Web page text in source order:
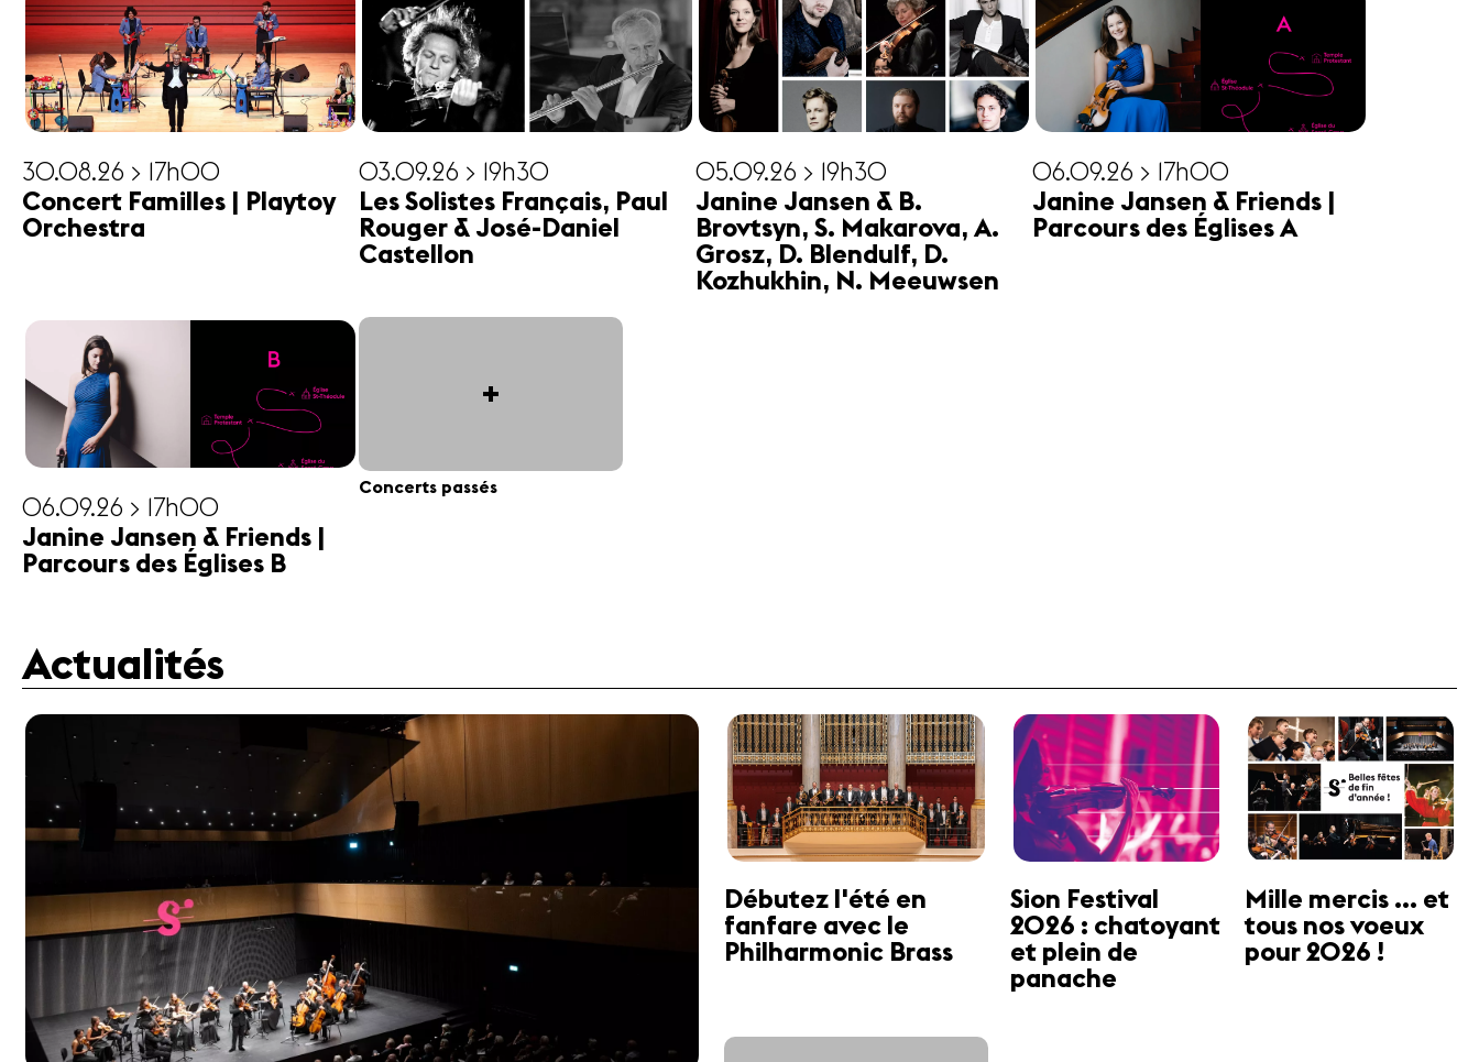
30.08.26 > 17h00
Concert Familles | Playtoy
Orchestra
03.09.26 > 19h30
Les Solistes Français, Paul
Rouger & José-Daniel
Castellon
05.09.26 > 19h30
Janine Jansen & B.
Brovtsyn, S. Makarova, A.
Grosz, D. Blendulf, D.
Kozhukhin, N. Meeuwsen
06.09.26 > 17h00
Janine Jansen & Friends |
Parcours des Églises A
06.09.26 > 17h00
Janine Jansen & Friends |
Parcours des Églises B
+
Concerts passés
Actualités
Débutez l'été en
fanfare avec le
Philharmonic Brass
Sion Festival
2026 : chatoyant
et plein de
panache
Mille mercis ... et
tous nos voeux
pour 2026 !